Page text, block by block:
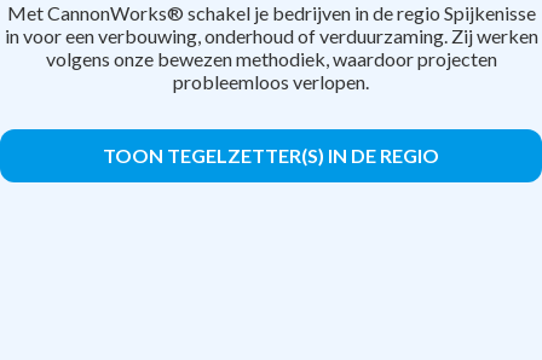
Met CannonWorks® schakel je bedrijven in de regio Spijkenisse
in voor een verbouwing, onderhoud of verduurzaming. Zij werken
volgens onze bewezen methodiek, waardoor projecten
probleemloos verlopen.
TOON TEGELZETTER(S) IN DE REGIO